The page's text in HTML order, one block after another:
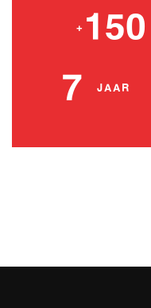
+ 150
7 JAAR